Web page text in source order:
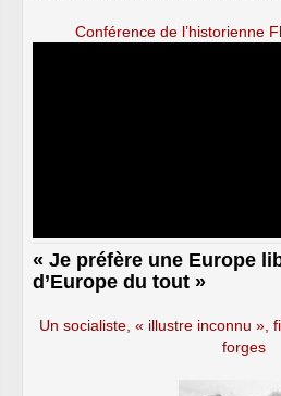
Conférence de l’historienne
« Je préfère une Europe
d’Europe du tout »
Un socialiste, « illustre inconnu »,
forges